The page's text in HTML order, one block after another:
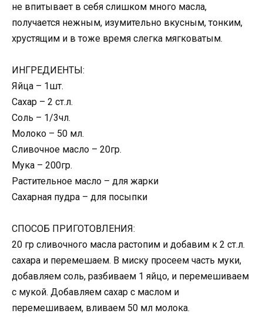
не впитывает в себя слишком много масла,
получается нежным, изумительно вкусным, тонким,
хрустящим и в тоже время слегка мягковатым.
ИНГРЕДИЕНТЫ:
Яйца – 1шт.
Сахар – 2 ст.л.
Соль – 1/3чл.
Молоко – 50 мл.
Сливочное масло – 20гр.
Мука – 200гр.
Растительное масло – для жарки
Сахарная пудра – для посыпки
СПОСОБ ПРИГОТОВЛЕНИЯ:
20 гр сливочного масла растопим и добавим к 2 ст.л.
сахара и перемешаем. В миску просеем часть муки,
добавляем соль, разбиваем 1 яйцо, и перемешиваем
с мукой. Добавляем сахар с маслом и
перемешиваем, вливаем 50 мл молока.